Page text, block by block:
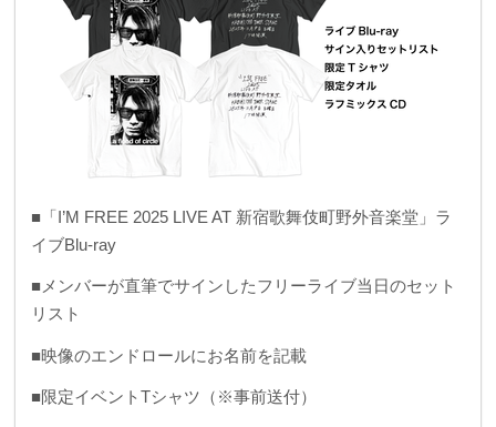
■「I’M FREE 2025 LIVE AT 新宿歌舞伎町野外音楽堂」ラ
イブBlu-ray
■メンバーが直筆でサインしたフリーライブ当日のセット
リスト
■映像のエンドロールにお名前を記載
■限定イベントTシャツ（※事前送付）